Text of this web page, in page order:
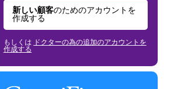
新しい顧客のためのアカウントを
作成する
もしくは ドクターの為の追加のアカウントを
作成する